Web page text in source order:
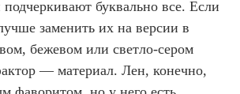
буквально все. Если
заменить их на версии в
бежевом или светло-сером
— материал. Лен, конечно,